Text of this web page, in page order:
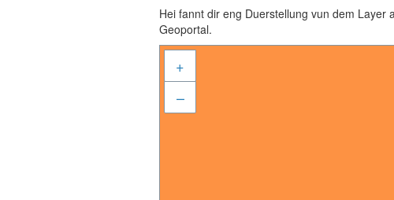
Hei fannt dir eng Duerstellung vun dem
Geoportal.
+
–